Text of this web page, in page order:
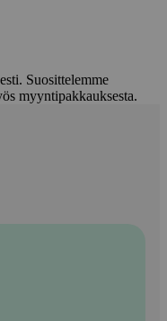
Suosittelemme
myyntipakkauksesta.